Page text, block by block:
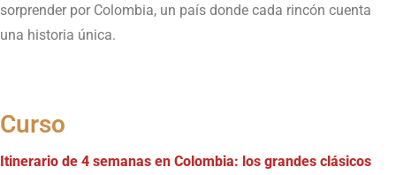
sorprender por Colombia, un país donde cada rincón cuenta
una historia única.
Curso
Itinerario de 4 semanas en Colombia: los grandes clásicos